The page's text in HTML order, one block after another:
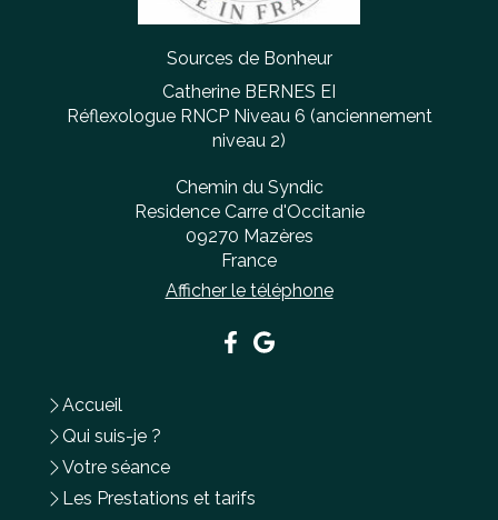
Sources de Bonheur
Catherine BERNES EI
Réflexologue RNCP Niveau 6 (anciennement
niveau 2)
Chemin du Syndic
Residence Carre d'Occitanie
09270 Mazères
France
Afficher le téléphone
Accueil
Qui suis-je ?
Votre séance
Les Prestations et tarifs